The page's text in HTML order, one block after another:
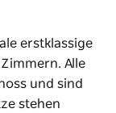
erstklassige
Alle
und sind
stehen